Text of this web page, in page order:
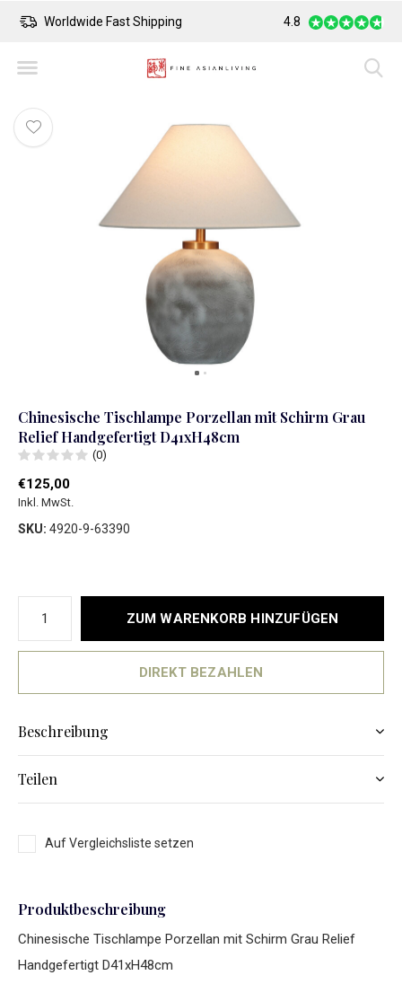
Worldwide Fast Shipping Safe Payment
4.8
Chinesische Tischlampe Porzellan mit Schirm Grau
Relief Handgefertigt D41xH48cm
(0)
€125,00
Inkl. MwSt.
SKU: 4920-9-63390
ZUM WARENKORB HINZUFÜGEN
DIREKT BEZAHLEN
Beschreibung
Teilen
Auf Vergleichsliste setzen
Produktbeschreibung
Chinesische Tischlampe Porzellan mit Schirm Grau Relief
Handgefertigt D41xH48cm